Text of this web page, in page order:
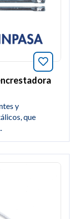
Añade
y
que